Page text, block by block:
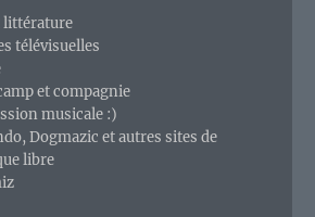
littérature
télévisuelles
et compagnie
musicale :)
Dogmazic et autres sites de
libre